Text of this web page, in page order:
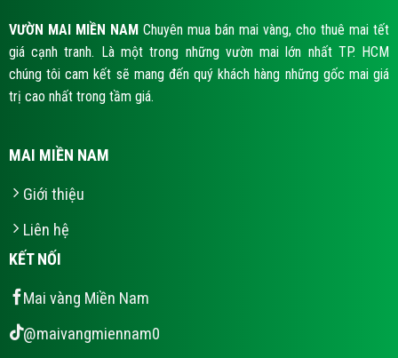
VƯỜN MAI MIỀN NAMChuyên mua bán mai vàng, cho thuê mai tết
giá cạnh tranh. Là một trong những vườn mai lớn nhất TP. HCM
chúng tôi cam kết sẽ mang đến quý khách hàng những gốc mai giá
trị cao nhất trong tầm giá.
MAI MIỀN NAM
Giới thiệu
Liên hệ
KẾT NỐI
Mai vàng Miền Nam
@maivangmiennam0